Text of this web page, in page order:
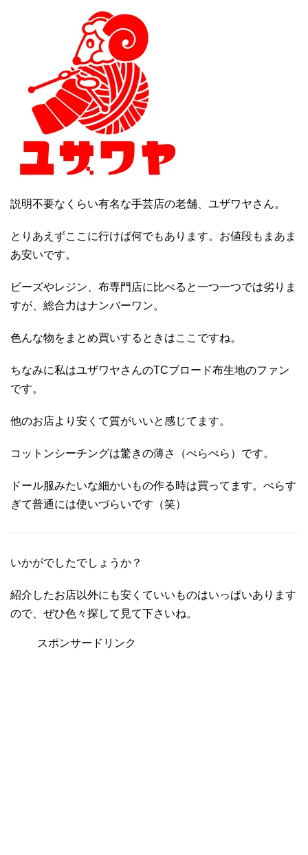
説明不要なくらい有名な手芸店の老舗、ユザワヤさん。
とりあえずここに行けば何でもあります。お値段もまあま
あ安いです。
ビーズやレジン、布専門店に比べると一つ一つでは劣りま
すが、総合力はナンバーワン。
色んな物をまとめ買いするときはここですね。
ちなみに私はユザワヤさんのTCブロード布生地のファン
です。
他のお店より安くて質がいいと感じてます。
コットンシーチングは驚きの薄さ（ぺらぺら）です。
ドール服みたいな細かいもの作る時は買ってます。ぺらす
ぎて普通には使いづらいです（笑）
いかがでしたでしょうか？
紹介したお店以外にも安くていいものはいっぱいあります
ので、ぜひ色々探して見て下さいね。
スポンサードリンク